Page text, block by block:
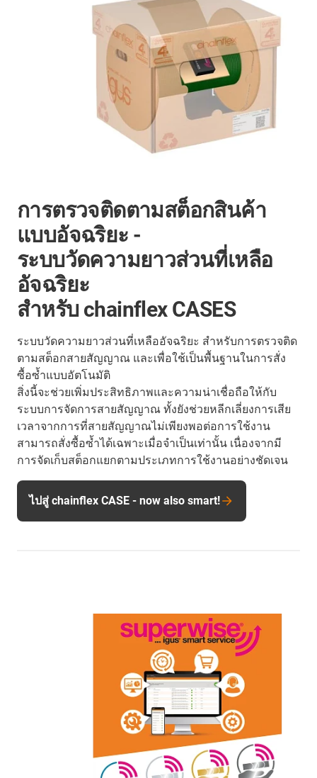
การตรวจติดตามสต็อกสินค้า
แบบอัจฉริยะ -
ระบบวัดความยาวส่วนที่เหลือ
อัจฉริยะ
สำหรับ chainflex CASES
ระบบวัดความยาวส่วนที่เหลืออัจฉริยะ สำหรับการตรวจติด
ตามสต็อกสายสัญญาณ และเพื่อใช้เป็นพื้นฐานในการสั่ง
ซื้อซ้ำแบบอัตโนมัติ
สิ่งนี้จะช่วยเพิ่มประสิทธิภาพและความน่าเชื่อถือให้กับ
ระบบการจัดการสายสัญญาณ ทั้งยังช่วยหลีกเลี่ยงการเสีย
เวลาจากการที่สายสัญญาณไม่เพียงพอต่อการใช้งาน
สามารถสั่งซื้อซ้ำได้เฉพาะเมื่อจำเป็นเท่านั้น เนื่องจากมี
การจัดเก็บสต็อกแยกตามประเภทการใช้งานอย่างชัดเจน
ไปสู่ chainflex CASE - now also smart!